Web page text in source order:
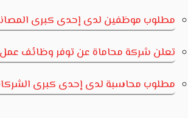
مطلوب موظفين لدى إحدى كبرى
تعلن شركة محاماة عن توفر وظائف عمل
مطلوب محاسبة لدى إحدى كبرى